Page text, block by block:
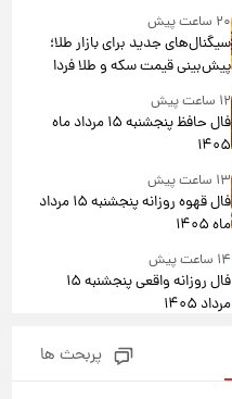
جدول۲۰ ساعت پیش
سیگنال‌های جدید برای بازار طلا؛
پیش‌بینی قیمت سکه و طلا فردا
۱۲ ساعت پیش
فال حافظ پنجشنبه ۱۵ مرداد ماه
۱۴۰۵
۱۳ ساعت پیش
فال قهوه روزانه پنجشنبه ۱۵ مرداد
ماه ۱۴۰۵
۱۴ ساعت پیش
فال روزانه واقعی پنجشنبه ۱۵
مرداد ۱۴۰۵
ارزش سهام عدالت برای امروز
چهارشنبه ۱۴ مرداد + جدول
پربحث ها